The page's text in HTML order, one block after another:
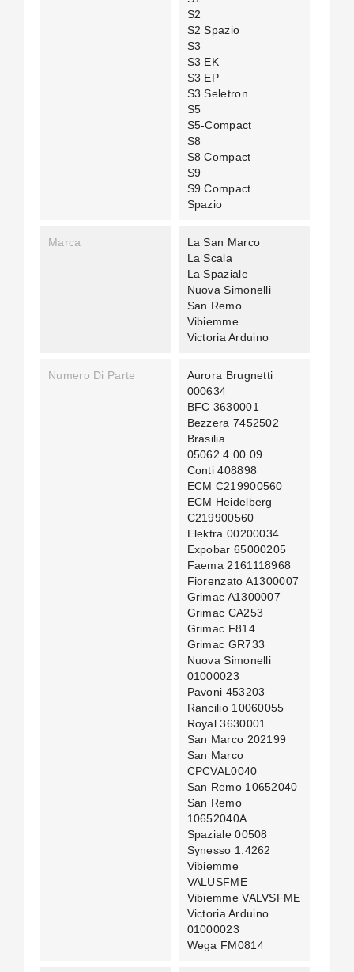
S2
S2 Spazio
S3
S3 EK
S3 EP
S3 Seletron
S5
S5-Compact
S8
S8 Compact
S9
S9 Compact
Spazio
Marca
La San Marco
La Scala
La Spaziale
Nuova Simonelli
San Remo
Vibiemme
Victoria Arduino
Numero Di Parte
Aurora Brugnetti
000634
BFC 3630001
Bezzera 7452502
Brasilia
05062.4.00.09
Conti 408898
ECM C219900560
ECM Heidelberg
C219900560
Elektra 00200034
Expobar 65000205
Faema 2161118968
Fiorenzato A1300007
Grimac A1300007
Grimac CA253
Grimac F814
Grimac GR733
Nuova Simonelli
01000023
Pavoni 453203
Rancilio 10060055
Royal 3630001
San Marco 202199
San Marco
CPCVAL0040
San Remo 10652040
San Remo
10652040A
Spaziale 00508
Synesso 1.4262
Vibiemme
VALUSFME
Vibiemme VALVSFME
Victoria Arduino
01000023
Wega FM0814